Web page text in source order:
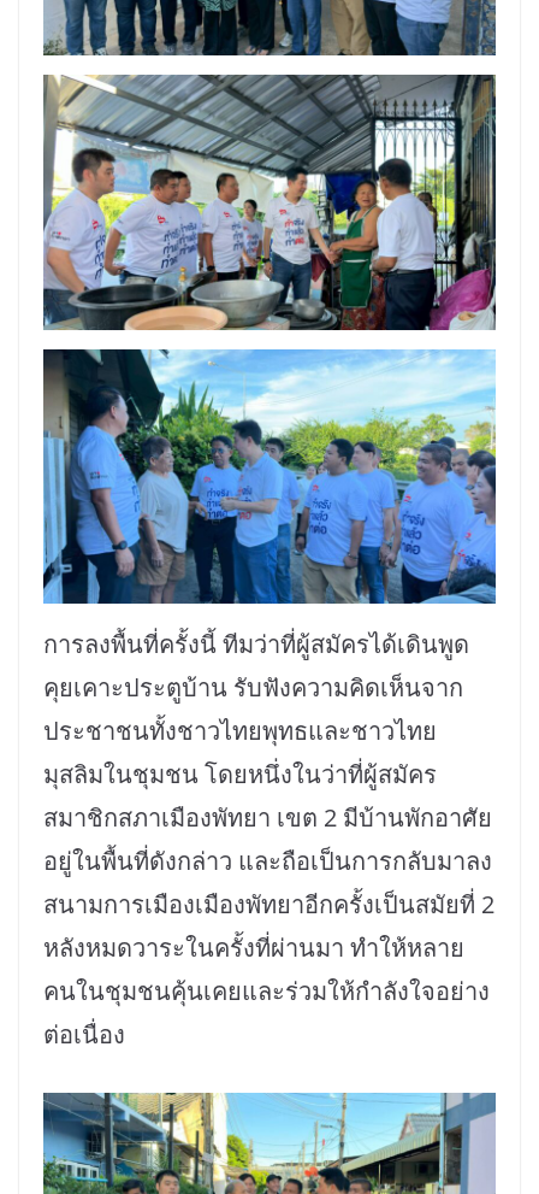
การลงพื้นที่ครั้งนี้ ทีมว่าที่ผู้สมัครได้เดินพูด
คุยเคาะประตูบ้าน รับฟังความคิดเห็นจาก
ประชาชนทั้งชาวไทยพุทธและชาวไทย
มุสลิมในชุมชน โดยหนึ่งในว่าที่ผู้สมัคร
สมาชิกสภาเมืองพัทยา เขต 2 มีบ้านพักอาศัย
อยู่ในพื้นที่ดังกล่าว และถือเป็นการกลับมาลง
สนามการเมืองเมืองพัทยาอีกครั้งเป็นสมัยที่ 2
หลังหมดวาระในครั้งที่ผ่านมา ทำให้หลาย
คนในชุมชนคุ้นเคยและร่วมให้กำลังใจอย่าง
ต่อเนื่อง